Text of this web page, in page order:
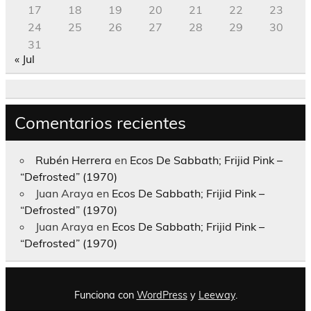
17
18 19 20 21 22
23
24
25 26 27 28 29
30
31
« Jul
Comentarios recientes
Rubén Herrera en Ecos De Sabbath; Frijid Pink –
“Defrosted” (1970)
Juan Araya en Ecos De Sabbath; Frijid Pink –
“Defrosted” (1970)
Juan Araya en Ecos De Sabbath; Frijid Pink –
“Defrosted” (1970)
Funciona con WordPressy Leeway.